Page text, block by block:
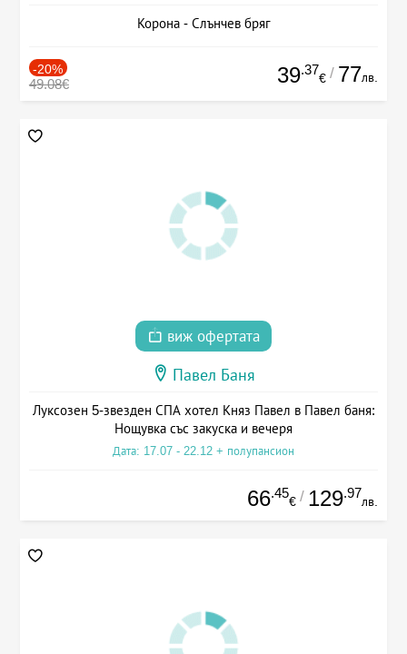
Корона - Слънчев бряг
-20%
49.08€ 39.37
€ / 77лв.
виж офертата
Павел Баня
Луксозен 5-звезден СПА хотел Княз Павел в Павел баня:
Нощувка със закуска и вечеря
Дата: 17.07 - 22.12 + полупансион
66.45
€ / 129.97
лв.